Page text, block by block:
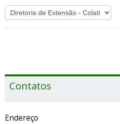
Contatos
Endereço